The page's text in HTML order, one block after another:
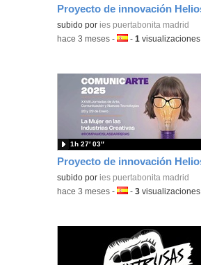
Contenido educativo.
subido pories puertabonita madrid
-hace 3 meses -Idioma:
-1 visualizaciones
Contenido educativo.
subido pories puertabonita madrid
1h 27′ 03″
-hace 3 meses -Idioma:
-3 visualizaciones